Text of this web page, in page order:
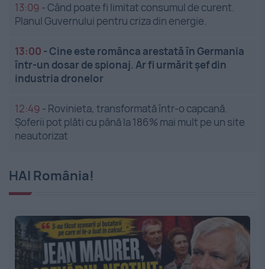
13:09 -Când poate fi limitat consumul de curent.
Planul Guvernului pentru criza din energie.
13:00 -Cine este românca arestată în Germania
într-un dosar de spionaj. Ar fi urmărit șef din
industria dronelor
12:49 - Rovinieta, transformată într-o capcană.
Șoferii pot plăti cu până la 186% mai mult pe un site
neautorizat
HAI România!